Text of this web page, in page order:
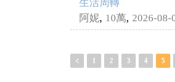
生活周轉
阿妮, 10萬, 2026-08-
1 2 3 4 5